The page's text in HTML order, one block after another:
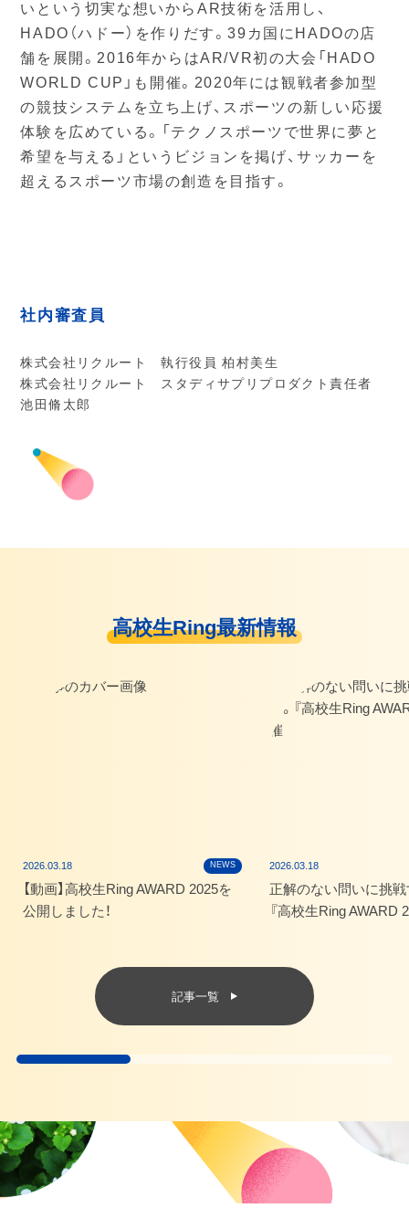
いという切実な想いからAR技術を活用し、
HADO（ハドー）を作りだす。39カ国にHADOの店
舗を展開。2016年からはAR/VR初の大会「HADO
WORLD CUP」も開催。2020年には観戦者参加型
の競技システムを立ち上げ、スポーツの新しい応援
体験を広めている。「テクノスポーツで世界に夢と
希望を与える」というビジョンを掲げ、サッカーを
超えるスポーツ市場の創造を目指す。
社内審査員
株式会社リクルート 執行役員 柏村美生
株式会社リクルート スタディサプリプロダクト責任者
池田脩太郎
高校生Ring最新情報
2026.03.18 NEWS
【動画】高校生Ring AWARD 2025を
公開しました！
2026.03.18
正解のない問いに挑戦
『高校生Ring AWARD
記事一覧